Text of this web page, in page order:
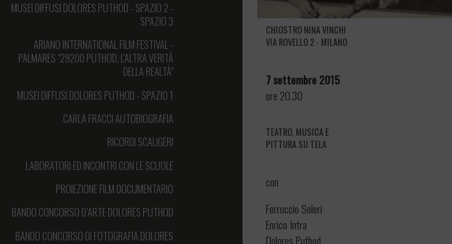
MUSEI DIFFUSI DOLORES PUTHOD - SPAZIO 2 -
SPAZIO 3
ARIANO INTERNATIONAL FILM FESTIVAL -
PALMARES "29200 PUTHOD, L'ALTRA VERITÀ
DELLA REALTÀ"
MUSEI DIFFUSI DOLORES PUTHOD - SPAZIO 1
CARLA FRACCI AUTOBIOGRAFIA
RICORDI SCALIGERI
LABORATORI ED INCONTRI CON LE SCUOLE
PROIEZIONE FILM DOCUMENTARIO
BANDO CONCORSO D’ARTE DOLORES PUTHOD
BANDO CONCORSO DI FOTOGRAFIA DOLORES
CHIOSTRO NINA VINCHI
VIA ROVELLO 2 - MILANO
7 settembre 2015
ore 20.30
TEATRO, MUSICA E
PITTURA SU TELA
con
Ferruccio Soleri
Enrico Intra
Dolores Puthod